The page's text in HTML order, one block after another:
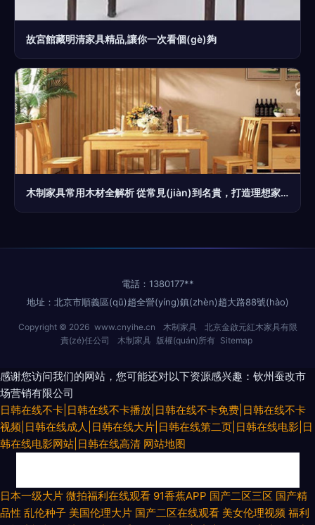
故宮館藏明清家具精品,讓你一次看個(gè)夠
木制家具常用木材全解析 從常見(jiàn)到名貴，打造理想家居
電話：1380177**
地址：北京市順義區(qū)趙全營(yíng)鎮(zhèn)趙大路88號(hào)
Copyright © 2026 www.cnyihe.cn 木制家具
北京金啟元紅木家具有限
責(zé)任公司
木制家具 版權(quán)所有 Sitemap
感谢您访问我们的网站，您可能还对以下资源感兴趣：钦州蚕改市
场营销有限公司
日韩在线不卡|日韩在线不卡播放|日韩在线不卡免费|日韩在线不卡
视频|日韩在线成人|日韩在线大片|日韩在线第二页|日韩在线电影|日
韩在线电影网站|日韩在线高清 网站地图
手机看片日韩无码 午夜璐璐 高清播放一区二区 AV音影 在线国产探花不卡 91
探花在线播放 岛国素人视频 国产操逼视频在线 韩国性爱网 韩国AA毛片 狼人
日本一级大片 微拍福利在线观看 91香蕉APP 国产二区三区 国产精
品性 乱伦种子 美国伦理大片 国产二区在线观看 美女伦理视频 福利